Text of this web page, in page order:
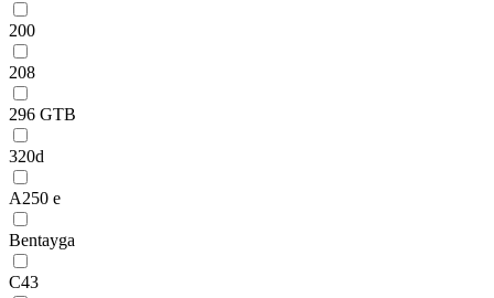
200
208
296 GTB
320d
A250 e
Bentayga
C43